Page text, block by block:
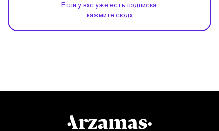
Если у вас уже есть подписка,
нажмите сюда